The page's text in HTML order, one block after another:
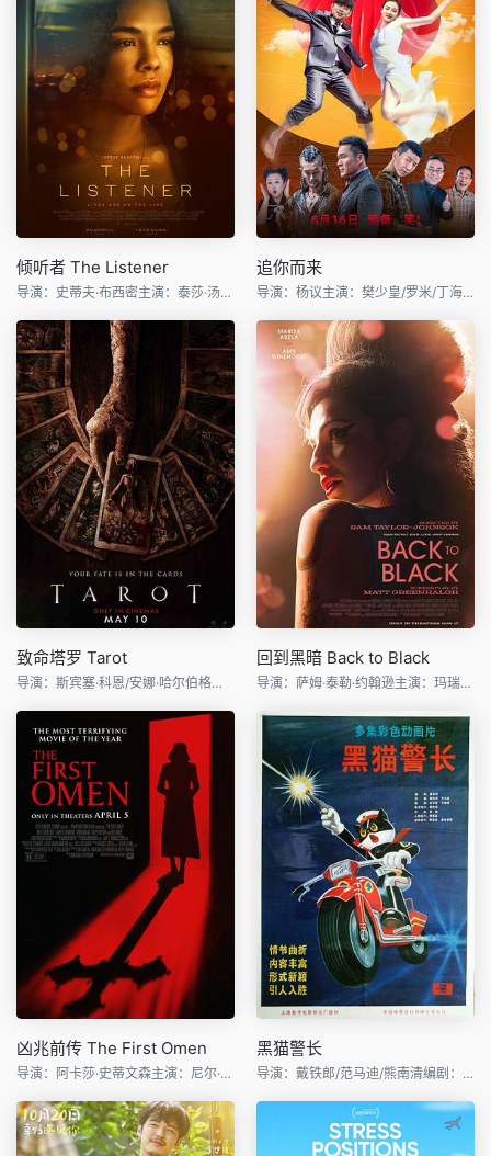
倾听者 The Listener
导演：史蒂夫·布西密主演：泰莎·汤普森/丽贝卡·豪尔/德里
追你而来
导演：杨议主演：樊少皇/罗米/丁海峰/杨议/阿如那/陈爱龙
致命塔罗 Tarot
导演：斯宾塞·科恩/安娜·哈尔伯格主演：阿凡提卡·万达纳
回到黑暗 Back to Black
导演：萨姆·泰勒·约翰逊主演：玛瑞萨·阿贝拉/杰克·奥康奈
凶兆前传 The First Omen
导演：阿卡莎·史蒂文森主演：尼尔·泰格·弗莉/托菲克·巴霍
黑猫警长
导演：戴铁郎/范马迪/熊南清编剧：戴铁郎/诸志祥主演：史